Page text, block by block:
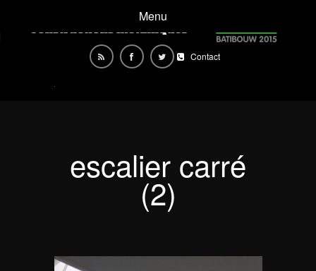
Menu
Contact
escalier carré
(2)